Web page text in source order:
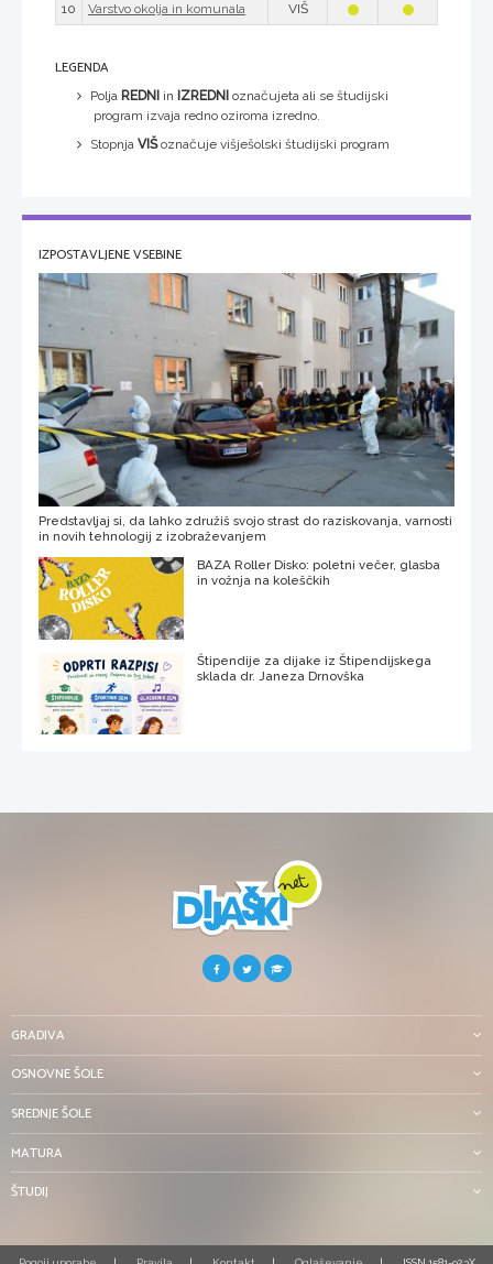
10
Varstvo okolja in komunala VIŠ
LEGENDA
Polja REDNI in IZREDNI označujeta ali se študijski
program izvaja redno oziroma izredno.
Stopnja VIŠoznačuje višješolski študijski program
IZPOSTAVLJENE VSEBINE
Predstavljaj si, da lahko združiš svojo strast do raziskovanja, varnosti
in novih tehnologij z izobraževanjem
BAZA Roller Disko: poletni večer, glasba
in vožnja na koleščkih
Štipendije za dijake iz Štipendijskega
sklada dr. Janeza Drnovška
GRADIVA
OSNOVNE ŠOLE
SREDNJE ŠOLE
MATURA
ŠTUDIJ